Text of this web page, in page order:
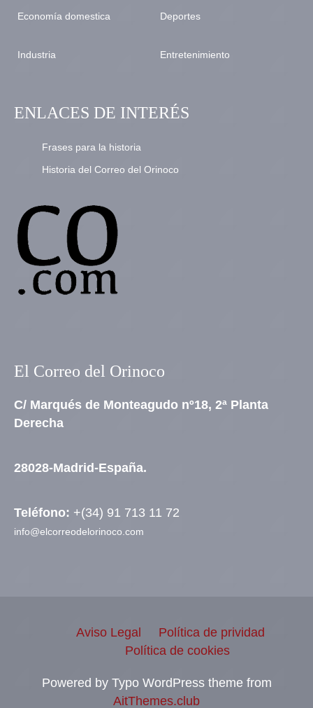
Economía domestica
Industria
Deportes
Entretenimiento
ENLACES DE INTERÉS
Frases para la historia
Historia del Correo del Orinoco
El Correo del Orinoco
C/ Marqués de Monteagudo nº18, 2ª Planta
Derecha
28028-Madrid-España.
Teléfono: +(34) 91 713 11 72
info@elcorreodelorinoco.com
Aviso Legal
Política de prividad
Política de cookies
Powered by Typo WordPress theme from
AitThemes.club